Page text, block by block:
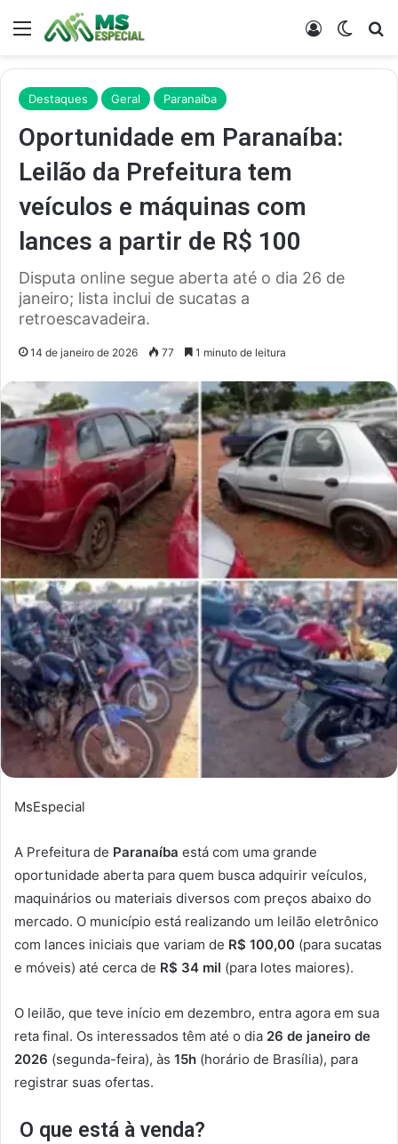
Menu Entrar
Destaques Geral Paranaíba
Oportunidade em Paranaíba:
Leilão da Prefeitura tem
veículos e máquinas com
lances a partir de R$ 100
Disputa online segue aberta até o dia 26 de
janeiro; lista inclui de sucatas a
retroescavadeira.
14 de janeiro de 2026 77 1 minuto de leitura
MsEspecial
A Prefeitura de Paranaíba está com uma grande
oportunidade aberta para quem busca adquirir veículos,
maquinários ou materiais diversos com preços abaixo do
mercado. O município está realizando um leilão eletrônico
com lances iniciais que variam de R$ 100,00 (para sucatas
e móveis) até cerca de R$ 34 mil (para lotes maiores).
O leilão, que teve início em dezembro, entra agora em sua
reta final. Os interessados têm até o dia 26 de janeiro de
2026 (segunda-feira), às 15h (horário de Brasília), para
registrar suas ofertas.
O que está à venda?